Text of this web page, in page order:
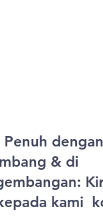
Penuh
& di
kami